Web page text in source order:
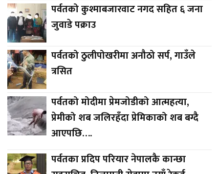
पर्वतको कुश्माबजारवाट नगद सहित ६ जना
जुवाडे पक्राउ
पर्वतको ठुलीपोखरीमा अनौठो सर्प, गाउँले
त्रसित
पर्वतको मोदीमा प्रेमजोडीको आत्महत्या,
प्रेमीको शब जलिरहँदा प्रेमिकाको शब बग्दै
आएपछि….
पर्वतका प्रदिप परियार नेपालकै कान्छा